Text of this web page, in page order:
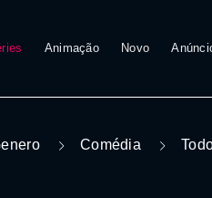
Animação Novo
Comédia